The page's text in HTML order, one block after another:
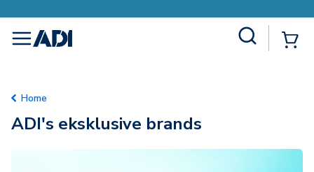
menu
Home
ADI's eksklusive brands